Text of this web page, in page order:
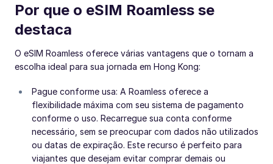
Por que o eSIM Roamless se
destaca
O eSIM Roamless oferece várias vantagens que o tornam a
escolha ideal para sua jornada em Hong Kong:
Pague conforme usa: A Roamless oferece a
flexibilidade máxima com seu sistema de pagamento
conforme o uso. Recarregue sua conta conforme
necessário, sem se preocupar com dados não utilizados
ou datas de expiração. Este recurso é perfeito para
viajantes que desejam evitar comprar demais ou